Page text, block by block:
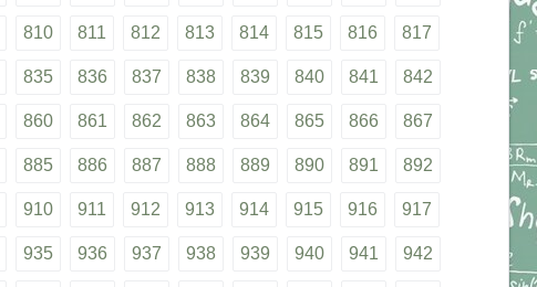
810 811 812 813 814 815 816 817
835 836 837 838 839 840 841 842
860 861 862 863 864 865 866 867
885 886 887 888 889 890 891 892
910 911 912 913 914 915 916 917
935 936 937 938 939 940 941 942